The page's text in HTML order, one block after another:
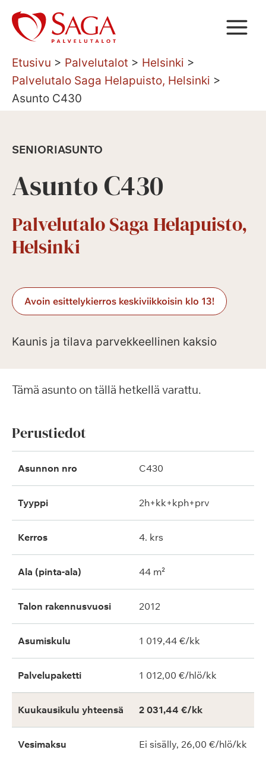
Siirry
sisältöön
Etusivu > Palvelutalot > Helsinki >
Palvelutalo Saga Helapuisto, Helsinki >
Asunto C430
SENIORIASUNTO
Asunto C430
Palvelutalo Saga Helapuisto,
Helsinki
Avoin esittelykierros keskiviikkoisin klo 13!
Kaunis ja tilava parvekkeellinen kaksio
Tämä asunto on tällä hetkellä varattu.
Perustiedot
Asunnon nro C430
Tyyppi 2h+kk+kph+prv
Kerros 4. krs
Ala (pinta-ala) 44 m²
Talon rakennusvuosi 2012
Asumiskulu 1 019,44 €/kk
Palvelupaketti 1 012,00 €/hlö/kk
Kuukausikulu yhteensä 2 031,44 €/kk
Vesimaksu Ei sisälly, 26,00 €/hlö/kk